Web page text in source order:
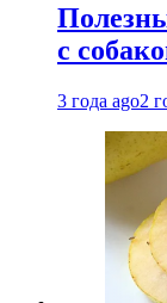
с
3 года ago2